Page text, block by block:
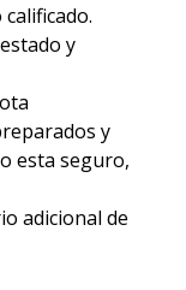
y
y
esta seguro,
adicional de